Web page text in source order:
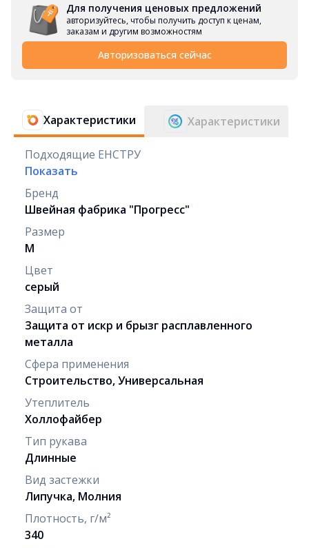
Для получения ценовых предложений
авторизуйтесь, чтобы получить доступ к ценам,
заказам и другим возможностям
Авторизоваться сейчас
Характеристики Характеристики
Подходящие ЕНСТРУ
Показать
Бренд
Швейная фабрика "Прогресс"
Размер
M
Цвет
серый
Защита от
Защита от искр и брызг расплавленного
металла
Сфера применения
Строительство, Универсальная
Утеплитель
Холлофайбер
Тип рукава
Длинные
Вид застежки
Липучка, Молния
Плотность, г/м²
340